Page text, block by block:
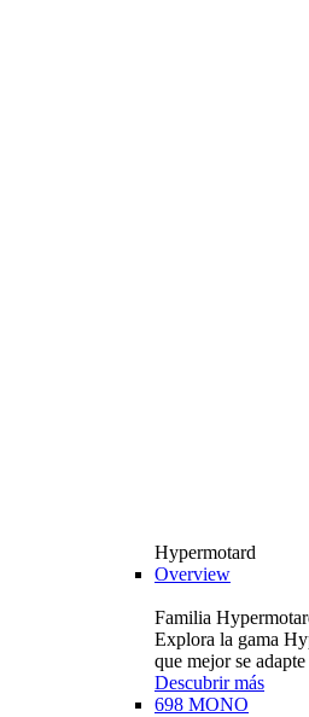
Hypermotard
Overview
Familia
Explora la gama
que mejor se
Descubrir más
698 MONO